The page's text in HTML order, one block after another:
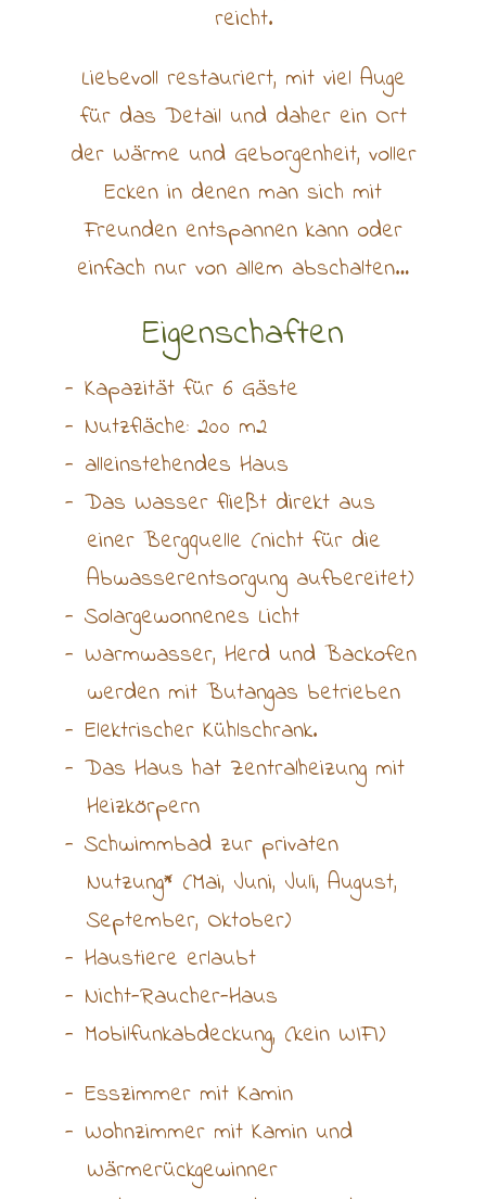
reicht.
Liebevoll restauriert, mit viel Auge
für das Detail und daher ein Ort
der Wärme und Geborgenheit, voller
Ecken in denen man sich mit
Freunden entspannen kann oder
einfach nur von allem abschalten…
Eigenschaften
Kapazität für 6 Gäste
Nutzfläche: 200 m2
alleinstehendes Haus
Das Wasser fließt direkt aus
einer Bergquelle (nicht für die
Abwasserentsorgung aufbereitet)
Solargewonnenes Licht
Warmwasser, Herd und Backofen
werden mit Butangas betrieben
Elektrischer Kühlschrank.
Das Haus hat Zentralheizung mit
Heizkörpern
Schwimmbad zur privaten
Nutzung* (Mai, Juni, Juli, August,
September, Oktober)
Haustiere erlaubt
Nicht-Raucher-Haus
Mobilfunkabdeckung, (kein WIFI)
Esszimmer mit Kamin
Wohnzimmer mit Kamin und
Wärmerückgewinner